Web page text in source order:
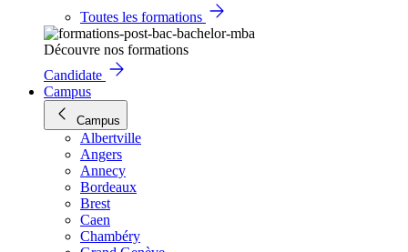
Toutes les formations
Découvre nos formations
Candidate
Campus
Campus
Albertville
Angers
Annecy
Bordeaux
Brest
Caen
Chambéry